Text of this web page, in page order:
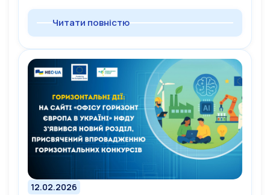
Читати повністю
12.02.2026